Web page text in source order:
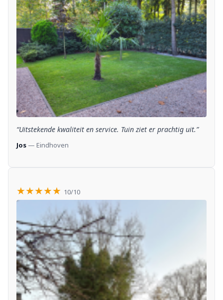
“Uitstekende kwaliteit en service. Tuin ziet er prachtig uit.”
Jos — Eindhoven
★★★★★ 10/10